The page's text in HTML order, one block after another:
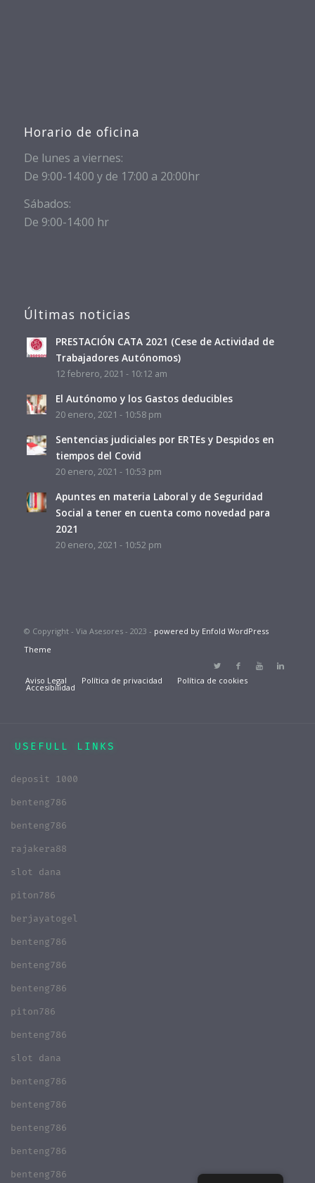
Horario de oficina
De lunes a viernes:
De 9:00-14:00 y de 17:00 a 20:00hr
Sábados:
De 9:00-14:00 hr
Últimas noticias
PRESTACIÓN CATA 2021 (Cese de Actividad de
Trabajadores Autónomos)
12 febrero, 2021 - 10:12 am
El Autónomo y los Gastos deducibles
20 enero, 2021 - 10:58 pm
Sentencias judiciales por ERTEs y Despidos en
tiempos del Covid
20 enero, 2021 - 10:53 pm
Apuntes en materia Laboral y de Seguridad
Social a tener en cuenta como novedad para
2021
20 enero, 2021 - 10:52 pm
© Copyright - Via Asesores - 2023 - powered by Enfold WordPress
Theme
Aviso Legal Política de privacidad Política de cookies
Accesibilidad
USEFULL LINKS
deposit 1000
benteng786
benteng786
rajakera88
slot dana
piton786
berjayatogel
benteng786
benteng786
benteng786
piton786
benteng786
slot dana
benteng786
benteng786
benteng786
benteng786
benteng786